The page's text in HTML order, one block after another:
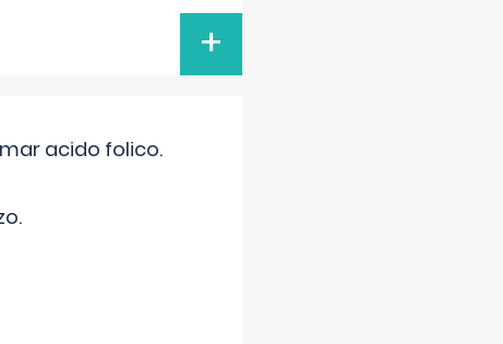
+
acido folico.